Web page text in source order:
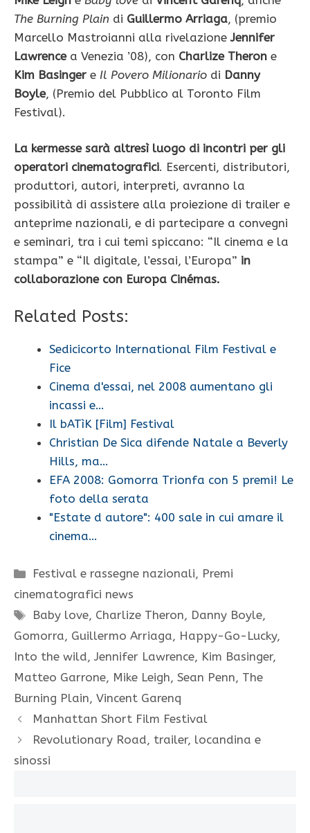
The Burning Plain di Guillermo Arriaga, (premio
Marcello Mastroianni alla rivelazioneJennifer
Lawrence a Venezia ’08), con Charlize Theron e
Kim Basinger e Il Povero Milionario di Danny
Boyle, (Premio del Pubblico al Toronto Film
Festival).
La kermesse sarà altresì luogo di incontri per gli
operatori cinematografici. Esercenti, distributori,
produttori, autori, interpreti, avranno la
possibilità di assistere alla proiezione di trailer e
anteprime nazionali, e di partecipare a convegni
e seminari, tra i cui temi spiccano: “Il cinema e la
stampa” e “Il digitale, l’essai, l’Europa” in
collaborazione con Europa Cinémas.
Related Posts:
Sedicicorto International Film Festival e
Fice
Cinema d'essai, nel 2008 aumentano gli
incassi e…
Il bATìK [Film] Festival
Christian De Sica difende Natale a Beverly
Hills, ma…
EFA 2008: Gomorra Trionfa con 5 premi! Le
foto della serata
"Estate d autore": 400 sale in cui amare il
cinema…
Categorie
Festival e rassegne nazionali, Premi
cinematografici news
Tag
Baby love, Charlize Theron, Danny Boyle,
Gomorra, Guillermo Arriaga, Happy-Go-Lucky,
Into the wild, Jennifer Lawrence, Kim Basinger,
Matteo Garrone, Mike Leigh, Sean Penn, The
Burning Plain, Vincent Garenq
Manhattan Short Film Festival
Revolutionary Road, trailer, locandina e
sinossi